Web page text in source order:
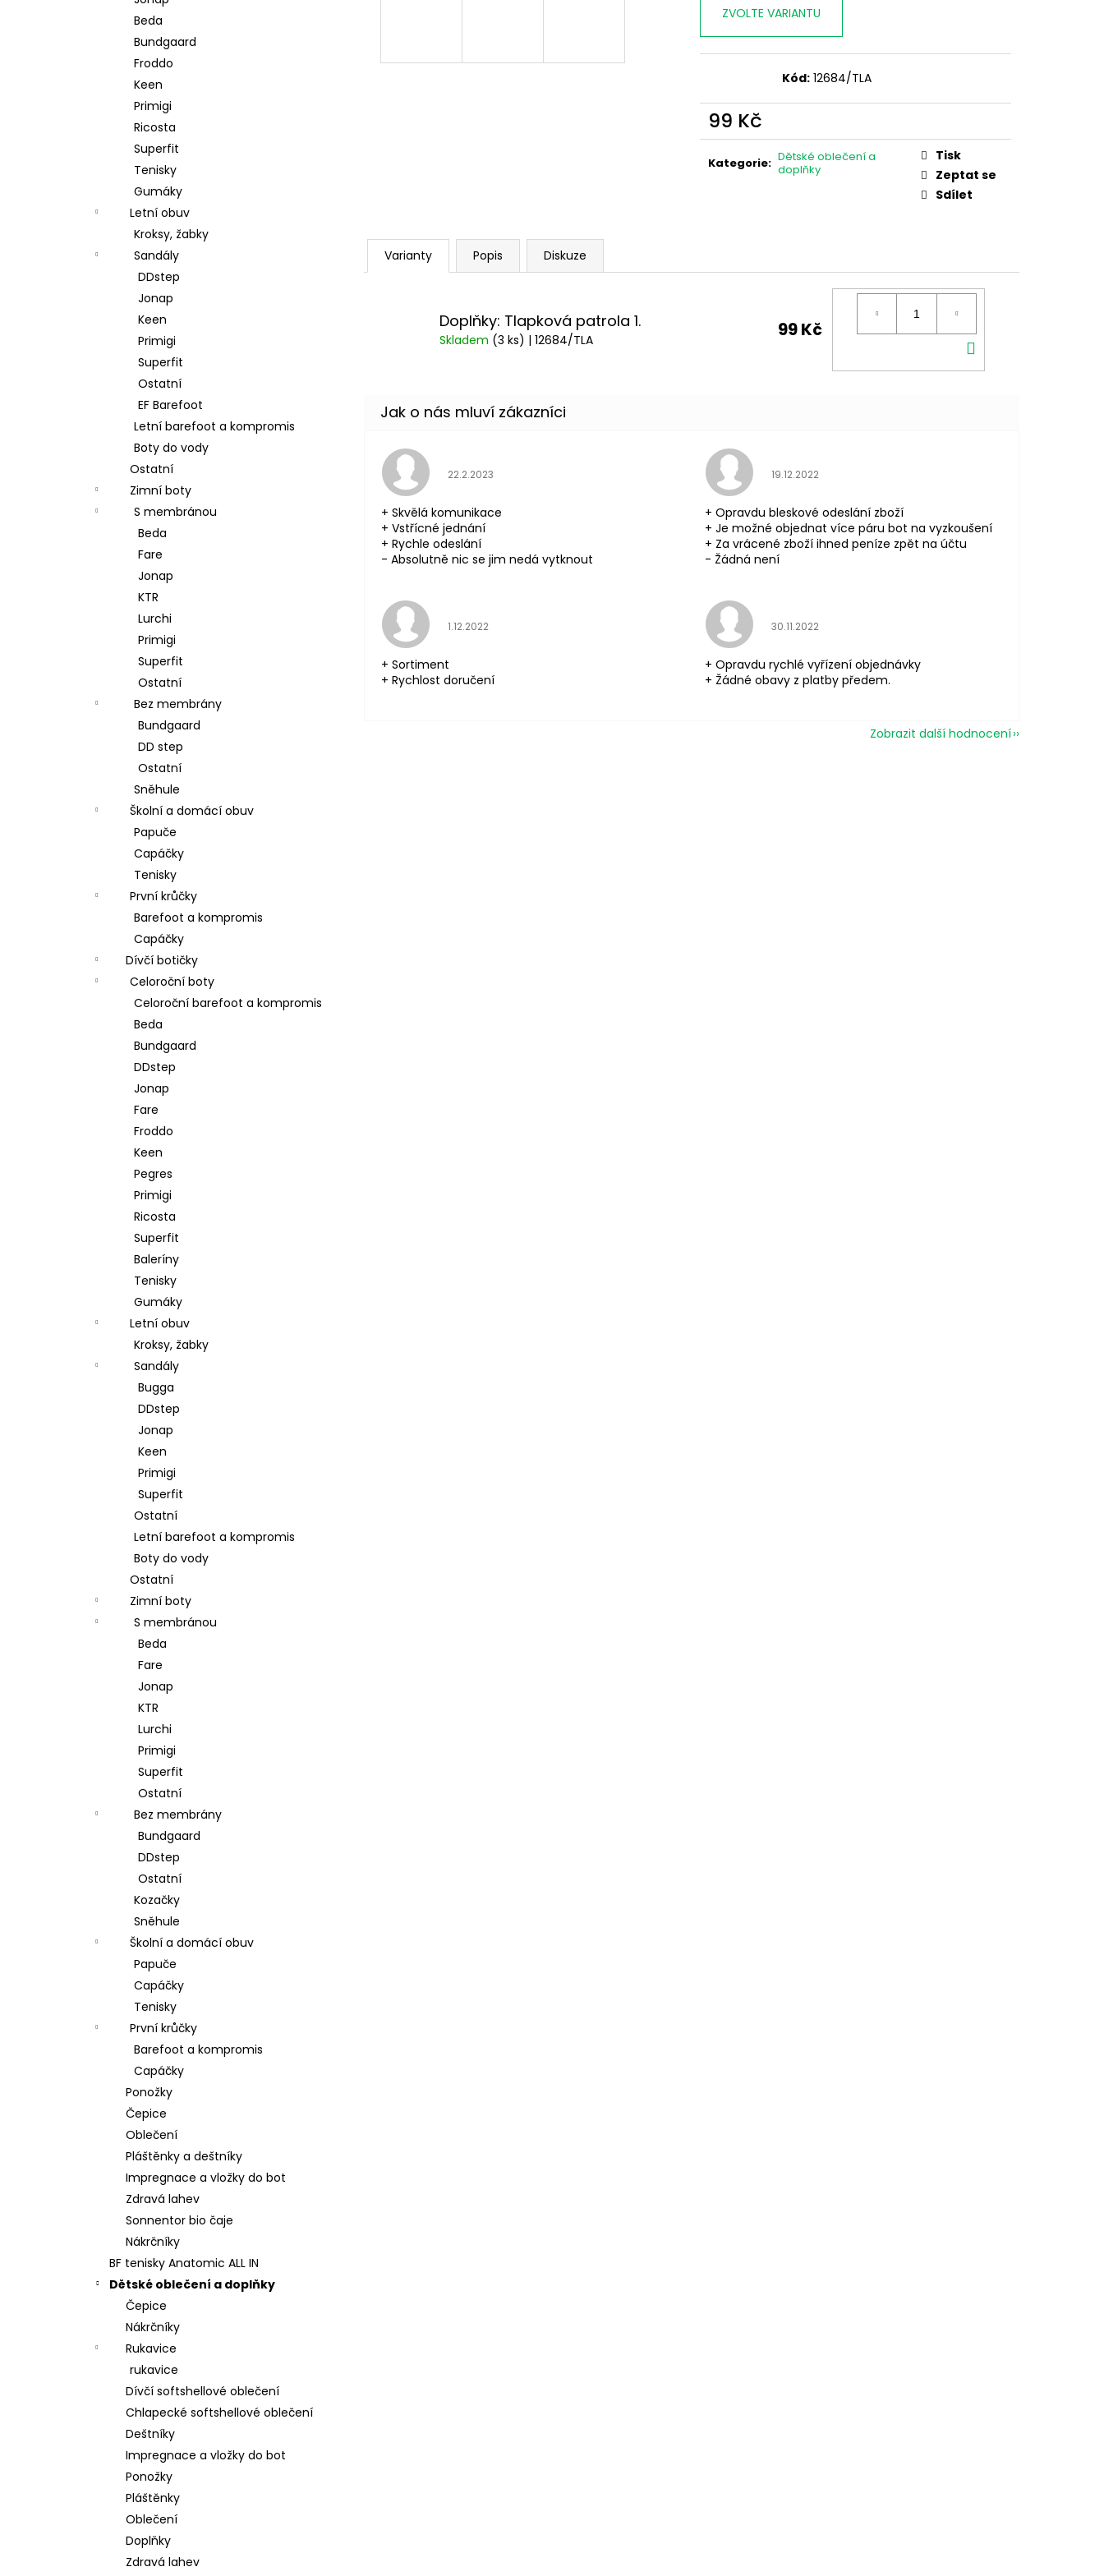
Beda
Bundgaard
Froddo
Keen
Primigi
Ricosta
Superfit
Tenisky
Gumáky
Letní obuv
Kroksy, žabky
Sandály
DDstep
Jonap
Keen
Primigi
Superfit
Ostatní
EF Barefoot
Letní barefoot a kompromis
Boty do vody
Ostatní
Zimní boty
S membránou
Beda
Fare
Jonap
KTR
Lurchi
Primigi
Superfit
Ostatní
Bez membrány
Bundgaard
DD step
Ostatní
Sněhule
Školní a domácí obuv
Papuče
Capáčky
Tenisky
První krůčky
Barefoot a kompromis
Capáčky
Dívčí botičky
Celoroční boty
Celoroční barefoot a kompromis
Beda
Bundgaard
DDstep
Jonap
Fare
Froddo
Keen
Pegres
Primigi
Ricosta
Superfit
Baleríny
Tenisky
Gumáky
Letní obuv
Kroksy, žabky
Sandály
Bugga
DDstep
Jonap
Keen
Primigi
Superfit
Ostatní
Letní barefoot a kompromis
Boty do vody
Ostatní
Zimní boty
S membránou
Beda
Fare
Jonap
KTR
Lurchi
Primigi
Superfit
Ostatní
Bez membrány
Bundgaard
DDstep
Ostatní
Kozačky
Sněhule
Školní a domácí obuv
Papuče
Capáčky
Tenisky
První krůčky
Barefoot a kompromis
Capáčky
Ponožky
Čepice
Oblečení
Pláštěnky a deštníky
Impregnace a vložky do bot
Zdravá lahev
Sonnentor bio čaje
Nákrčníky
BF tenisky Anatomic ALL IN
Dětské oblečení a doplňky
Čepice
Nákrčníky
Rukavice
rukavice
Dívčí softshellové oblečení
Chlapecké softshellové oblečení
Deštníky
Impregnace a vložky do bot
Ponožky
Pláštěnky
Oblečení
Doplňky
Zdravá lahev
ZVOLTE VARIANTU
Kód: 12684/TLA
99 Kč
Měrná
Kategorie: Dětské oblečení a
doplňky
Tisk
Zeptat se
Sdílet
Varianty Popis Diskuze
Doplňky: Tlapková patrola 1.
Skladem (3 ks) | 12684/TLA 99 Kč
KOŠÍKU
Hodnocení obchodu je 5 z 5 hvězdiček.
22.2.2023
+ Skvělá komunikace
+ Vstřícné jednání
+ Rychle odeslání
- Absolutně nic se jim nedá vytknout
Hodnocení obchodu je 5 z 5 hvězdiček.
19.12.2022
+ Opravdu bleskové odeslání zboží
+ Je možné objednat více páru bot na vyzkoušení
+ Za vrácené zboží ihned peníze zpět na účtu
- Žádná není
Hodnocení obchodu je 5 z 5 hvězdiček.
1.12.2022
+ Sortiment
+ Rychlost doručení
Hodnocení obchodu je 5 z 5 hvězdiček.
30.11.2022
+ Opravdu rychlé vyřízení objednávky
+ Žádné obavy z platby předem.
Zobrazit další hodnocení